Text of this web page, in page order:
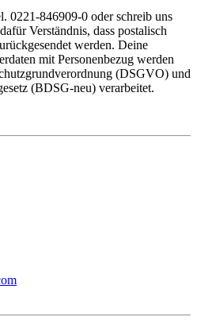
0221-846909-0 oder schreib uns
Verständnis, dass postalisch
werden. Deine
mit Personenbezug werden
(DSGVO) und
(BDSG-neu) verarbeitet.